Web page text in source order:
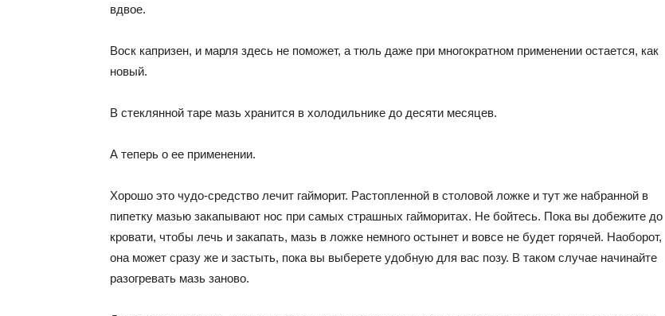
вдвое.
Воск капризен, и марля здесь не поможет, а тюль даже при многократном применении остается, как
новый.
В стеклянной таре мазь хранится в холодильнике до десяти месяцев.
А теперь о ее применении.
Хорошо это чудо-средство лечит гайморит. Растопленной в столовой ложке и тут же набранной в
пипетку мазью закапывают нос при самых страшных гайморитах. Не бойтесь. Пока вы добежите до
кровати, чтобы лечь и закапать, мазь в ложке немного остынет и вовсе не будет горячей. Наоборот,
она может сразу же и застыть, пока вы выберете удобную для вас позу. В таком случае начинайте
разогревать мазь заново.